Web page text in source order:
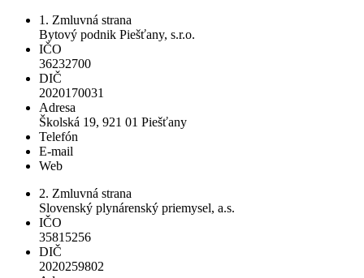
1. Zmluvná strana
Bytový podnik Piešťany, s.r.o.
IČO
36232700
DIČ
2020170031
Adresa
Školská 19, 921 01 Piešťany
Telefón
E-mail
Web
2. Zmluvná strana
Slovenský plynárenský priemysel, a.s.
IČO
35815256
DIČ
2020259802